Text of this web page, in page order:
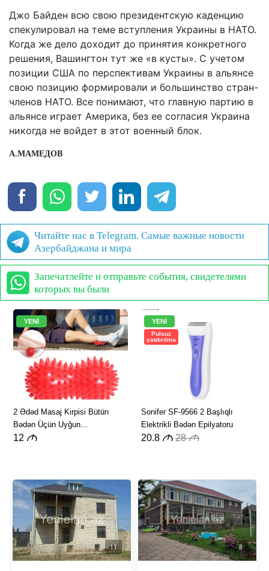
Джо Байден всю свою президентскую каденцию
спекулировал на теме вступления Украины в НАТО.
Когда же дело доходит до принятия конкретного
решения, Вашингтон тут же «в кусты». С учетом
позиции США по перспективам Украины в альянсе
свою позицию формировали и большинство стран-
членов НАТО. Все понимают, что главную партию в
альянсе играет Америка, без ее согласия Украина
никогда не войдет в этот военный блок.
А.МАМЕДОВ
Читайте нас в Telegram. Самые важные новости
Азербайджана и мира
Запечатлейте и отправьте события, свидетелями
которых вы были